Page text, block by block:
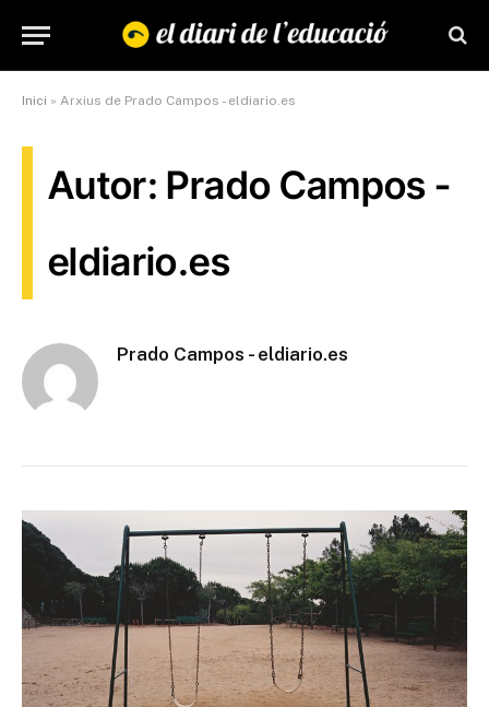
Inici » Arxius de Prado Campos - eldiario.es
Autor: Prado Campos -
eldiario.es
Prado Campos - eldiario.es